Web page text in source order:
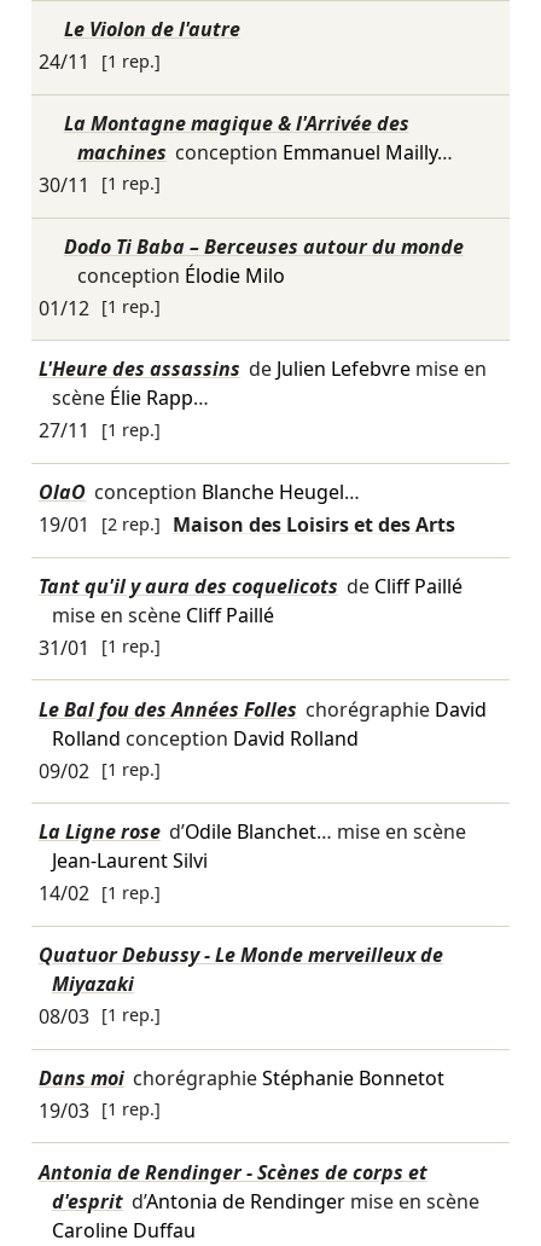
Le Violon de l'autre
24/11
[1 rep.]
La Montagne magique & l'Arrivée des
machines conception Emmanuel Mailly…
30/11
[1 rep.]
Dodo Ti Baba – Berceuses autour du monde
conception Élodie Milo
01/12 [1 rep.]
L'Heure des assassins de Julien Lefebvremise en
scène Élie Rapp…
27/11
[1 rep.]
OlaO conception Blanche Heugel…
19/01
[2 rep.] Maison des Loisirs et des Arts
Tant qu'il y aura des coquelicots de Cliff Paillé
mise en scène Cliff Paillé
31/01
[1 rep.]
Le Bal fou des Années Folles chorégraphie David
Rolland conception David Rolland
09/02 [1 rep.]
La Ligne rose d’Odile Blanchet… mise en scène
Jean-Laurent Silvi
14/02 [1 rep.]
Quatuor Debussy - Le Monde merveilleux de
Miyazaki
08/03 [1 rep.]
Dans moi chorégraphieStéphanie Bonnetot
19/03 [1 rep.]
Antonia de Rendinger - Scènes de corps et
d'esprit d’Antonia de Rendingermise en scène
Caroline Duffau